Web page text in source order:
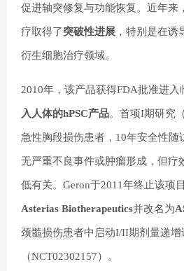
促进轴突修复与功能恢复。近年来
疗取得了突破性进展 ，特别是在诱
衍生细胞治疗领域。
2010年，该产品获得FDA批准进入
入人体的hPSC产品。首项I期研究
急性胸段损伤患者，10年安全性随
无严重不良事件或肿瘤形成，但疗
低有关。Geron于2011年终止该项
Asterias Biotherapeutics并改名为
颈髓损伤患者中启动I/II期剂量递增
（NCT02302157）。